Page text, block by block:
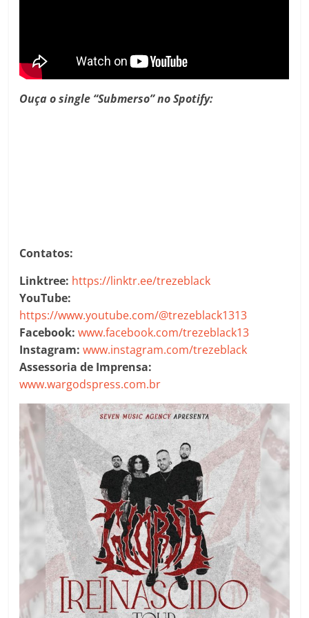
Ouça o single “Submerso” no Spotify:
Contatos:
Linktree: https://linktr.ee/trezeblack
YouTube:
https://www.youtube.com/@trezeblack1313
Facebook:www.facebook.com/trezeblack13
Instagram: www.instagram.com/trezeblack
Assessoria de Imprensa:
www.wargodspress.com.br